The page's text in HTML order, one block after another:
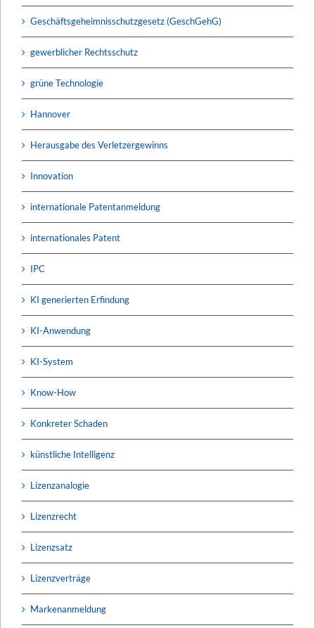
Geschäftsgeheimnisschutzgesetz (GeschGehG)
gewerblicher Rechtsschutz
grüne Technologie
Hannover
Herausgabe des Verletzergewinns
Innovation
internationale Patentanmeldung
internationales Patent
IPC
KI generierten Erfindung
KI-Anwendung
KI-System
Know-How
Konkreter Schaden
künstliche Intelligenz
Lizenzanalogie
Lizenzrecht
Lizenzsatz
Lizenzverträge
Markenanmeldung